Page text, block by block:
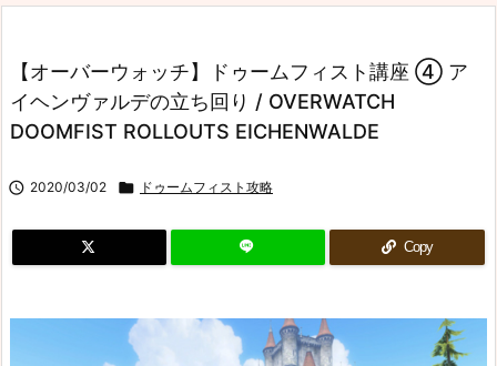
【オーバーウォッチ】ドゥームフィスト講座 ④ ア
イヘンヴァルデの立ち回り / OVERWATCH
DOOMFIST ROLLOUTS EICHENWALDE
 2020/03/02  ドゥームフィスト攻略
Copy